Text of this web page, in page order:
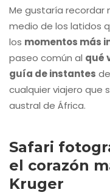
Me gustaría recordar
medio de los latidos
los momentos más
paseo común al qué
guía de instantes
cualquier viajero que
austral de África.
Safari
el corazón
Kruger